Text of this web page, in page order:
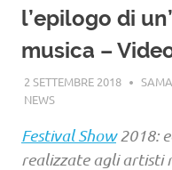
l’epilogo di
musica –
2 SETTEMBRE 2018
NEWS
Festival Show2018:
realizzate agli artisti